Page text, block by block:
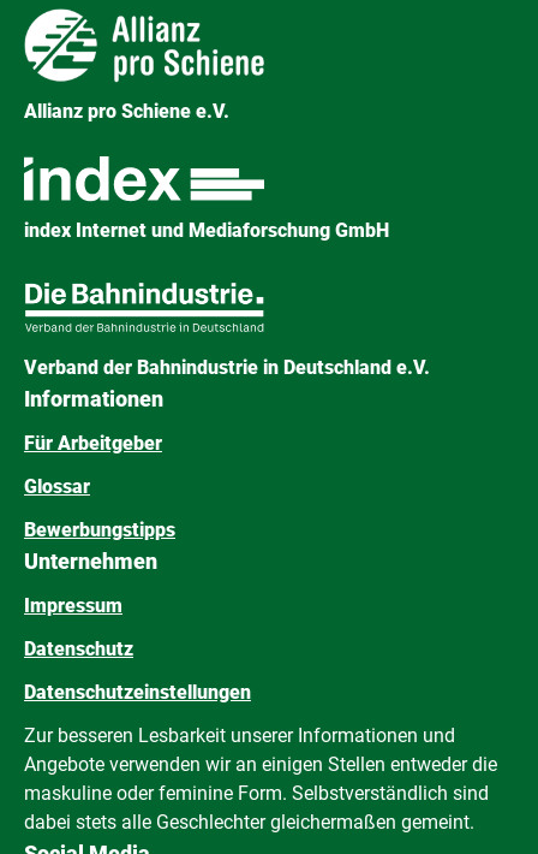
Allianz pro Schiene e.V.
index Internet und Mediaforschung GmbH
Verband der Bahnindustrie in Deutschland e.V.
Informationen
Für Arbeitgeber
Glossar
Bewerbungstipps
Unternehmen
Impressum
Datenschutz
Datenschutzeinstellungen
Zur besseren Lesbarkeit unserer Informationen und
Angebote verwenden wir an einigen Stellen entweder die
maskuline oder feminine Form. Selbstverständlich sind
dabei stets alle Geschlechter gleichermaßen gemeint.